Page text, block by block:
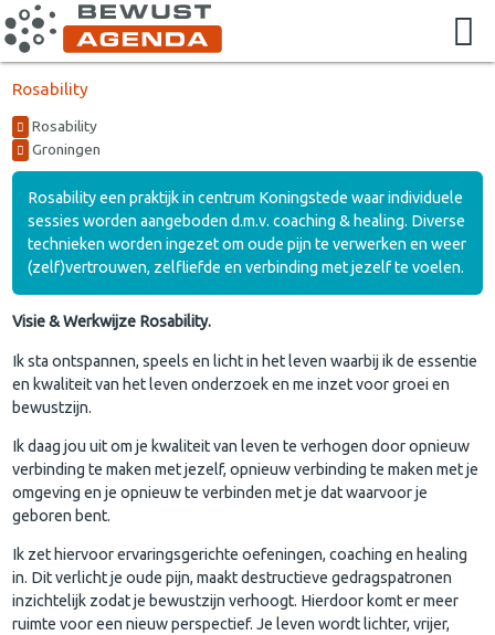
Rosability
Rosability
Groningen
Rosability een praktijk in centrum Koningstede waar individuele
sessies worden aangeboden d.m.v. coaching & healing. Diverse
technieken worden ingezet om oude pijn te verwerken en weer
(zelf)vertrouwen, zelfliefde en verbinding met jezelf te voelen.
Visie & Werkwijze Rosability.
Ik sta ontspannen, speels en licht in het leven waarbij ik de essentie
en kwaliteit van het leven onderzoek en me inzet voor groei en
bewustzijn.
Ik daag jou uit om je kwaliteit van leven te verhogen door opnieuw
verbinding te maken met jezelf, opnieuw verbinding te maken met je
omgeving en je opnieuw te verbinden met je dat waarvoor je
geboren bent.
Ik zet hiervoor ervaringsgerichte oefeningen, coaching en healing
in. Dit verlicht je oude pijn, maakt destructieve gedragspatronen
inzichtelijk zodat je bewustzijn verhoogt. Hierdoor komt er meer
ruimte voor een nieuw perspectief. Je leven wordt lichter, vrijer,